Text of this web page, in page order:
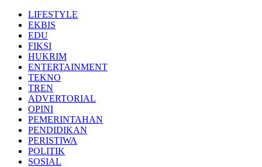
LIFESTYLE
EKBIS
EDU
FIKSI
HUKRIM
ENTERTAINMENT
TEKNO
TREN
ADVERTORIAL
OPINI
PEMERINTAHAN
PENDIDIKAN
PERISTIWA
POLITIK
SOSIAL